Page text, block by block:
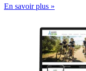
En savoir plus »